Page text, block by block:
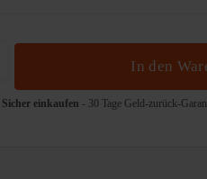
den gewünschten
In den
Sicher einkaufen - 30 Tage Geld-zurück-